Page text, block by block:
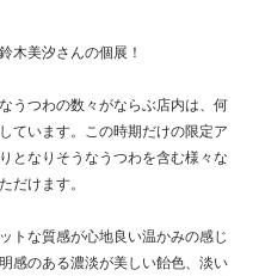
木美汐さんの個展！
うつわの数々がならぶ店内は、何
ています。この時期だけの限定ア
となりそうなうつわを含む様々な
だけます。
トな質感が心地良い温かみの感じ
感のある濃淡が美しい飴色、淡い